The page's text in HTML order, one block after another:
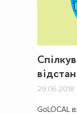
29.06.2018
GoLOCAL